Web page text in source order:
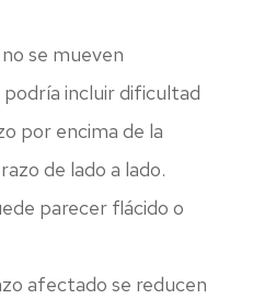
se mueven
incluir dificultad
por encima de la
de lado a lado.
parecer flácido o
afectado se reducen